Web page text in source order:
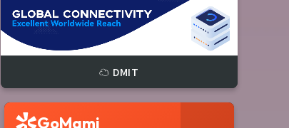
☁️ DMIT